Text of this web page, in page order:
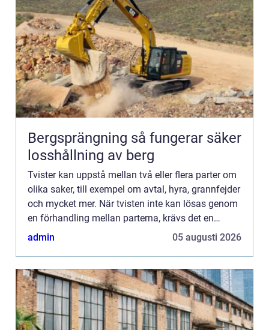
Bergsprängning så fungerar säker
losshållning av berg
Tvister kan uppstå mellan två eller flera parter om
olika saker, till exempel om avtal, hyra, grannfejder
och mycket mer. När tvisten inte kan lösas genom
en förhandling mellan parterna, krävs det en
lösning via d...
admin 05 augusti 2026